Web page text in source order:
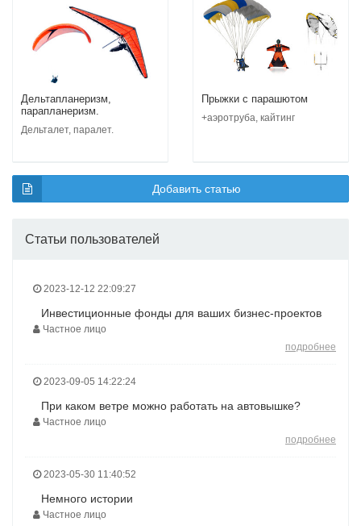
Дельтапланеризм,
парапланеризм.
Дельталет, паралет.
Прыжки с парашютом
+аэротруба, кайтинг
Добавить статью
Статьи пользователей
2023-12-12 22:09:27
Инвестиционные фонды для ваших бизнес-проектов
Частное лицо
подробнее
2023-09-05 14:22:24
При каком ветре можно работать на автовышке?
Частное лицо
подробнее
2023-05-30 11:40:52
Немного истории
Частное лицо